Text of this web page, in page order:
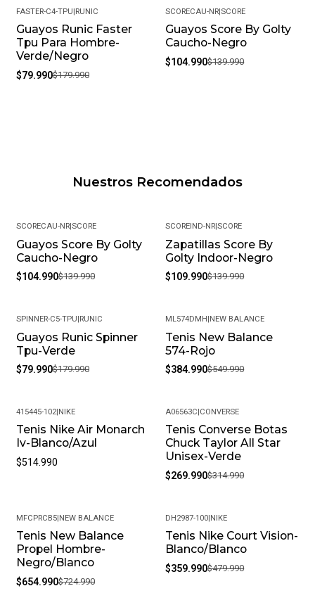
-56%
FASTER-C4-TPU|RUNIC
Guayos Runic Faster
Tpu Para Hombre-
Verde/Negro
$79.990$179.990
-25%
SCORECAU-NR|SCORE
Guayos Score By Golty
Caucho-Negro
$104.990$139.990
Nuestros Recomendados
-25%
SCORECAU-NR|SCORE
Guayos Score By Golty
Caucho-Negro
$104.990$139.990
-21%
SCOREIND-NR|SCORE
Zapatillas Score By
Golty Indoor-Negro
$109.990$139.990
-56%
SPINNER-C5-TPU|RUNIC
Guayos Runic Spinner
Tpu-Verde
$79.990$179.990
-30%
ML574DMH|NEW BALANCE
Tenis New Balance
574-Rojo
$384.990$549.990
415445-102|NIKE
Tenis Nike Air Monarch
Iv-Blanco/Azul
$514.990
-14%
A06563C|CONVERSE
Tenis Converse Botas
Chuck Taylor All Star
Unisex-Verde
$269.990$314.990
-10%
MFCPRCB5|NEW BALANCE
Tenis New Balance
Propel Hombre-
Negro/Blanco
$654.990$724.990
-25%
DH2987-100|NIKE
Tenis Nike Court Vision-
Blanco/Blanco
$359.990$479.990